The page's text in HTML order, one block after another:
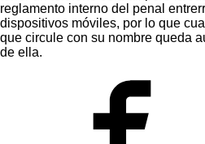
reglamento interno del penal
dispositivos móviles, por lo que
que circule con su nombre queda
de ella.